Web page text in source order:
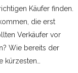
Käufer finden.
die erst
Verkäufer vor
Wie bereits der